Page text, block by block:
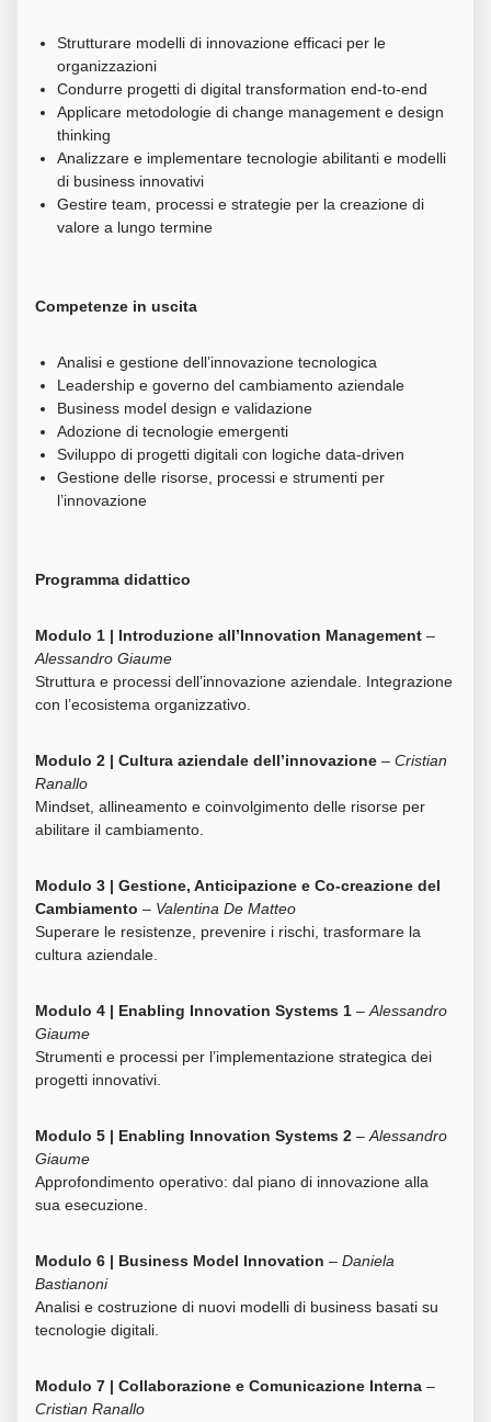
Strutturare modelli di innovazione efficaci per le
organizzazioni
Condurre progetti di digital transformation end-to-end
Applicare metodologie di change management e design
thinking
Analizzare e implementare tecnologie abilitanti e modelli
di business innovativi
Gestire team, processi e strategie per la creazione di
valore a lungo termine
Competenze in uscita
Analisi e gestione dell’innovazione tecnologica
Leadership e governo del cambiamento aziendale
Business model design e validazione
Adozione di tecnologie emergenti
Sviluppo di progetti digitali con logiche data-driven
Gestione delle risorse, processi e strumenti per
l’innovazione
Programma didattico
Modulo 1 | Introduzione all’Innovation Management –
Alessandro Giaume
Struttura e processi dell’innovazione aziendale. Integrazione
con l’ecosistema organizzativo.
Modulo 2 | Cultura aziendale dell’innovazione – Cristian
Ranallo
Mindset, allineamento e coinvolgimento delle risorse per
abilitare il cambiamento.
Modulo 3 | Gestione, Anticipazione e Co-creazione del
Cambiamento – Valentina De Matteo
Superare le resistenze, prevenire i rischi, trasformare la
cultura aziendale.
Modulo 4 | Enabling Innovation Systems 1 – Alessandro
Giaume
Strumenti e processi per l’implementazione strategica dei
progetti innovativi.
Modulo 5 | Enabling Innovation Systems 2 – Alessandro
Giaume
Approfondimento operativo: dal piano di innovazione alla
sua esecuzione.
Modulo 6 | Business Model Innovation – Daniela
Bastianoni
Analisi e costruzione di nuovi modelli di business basati su
tecnologie digitali.
Modulo 7 | Collaborazione e Comunicazione Interna –
Cristian Ranallo